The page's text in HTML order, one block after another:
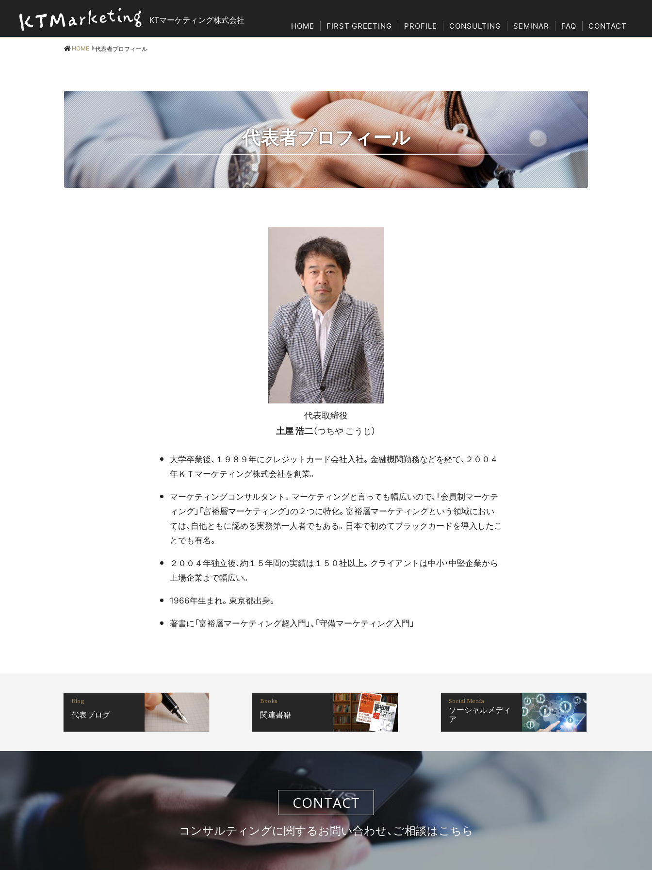
KTマーケティング株式会社
HOME FIRST GREETING PROFILE CONSULTING SEMINAR FAQ CONTACT
HOME 代表者プロフィール
代表者プロフィール
代表取締役
土屋 浩二（つちや こうじ）
大学卒業後、１９８９年にクレジットカード会社入社。金融機関勤務などを経て、２００４
年ＫＴマーケティング株式会社を創業。
マーケティングコンサルタント。マーケティングと言っても幅広いので、「会員制マーケテ
ィング」「富裕層マーケティング」の２つに特化。富裕層マーケティングという領域におい
ては、自他ともに認める実務第一人者でもある。日本で初めてブラックカードを導入したこ
とでも有名。
２００４年独立後、約１５年間の実績は１５０社以上。クライアントは中小・中堅企業から
上場企業まで幅広い。
1966年生まれ。東京都出身。
著書に「富裕層マーケティング超入門」、「守備マーケティング入門」
Blog
代表ブログ
Books
関連書籍
Social Media
ソーシャルメディ
ア
CONTACT
コンサルティングに関するお問い合わせ、ご相談はこちら